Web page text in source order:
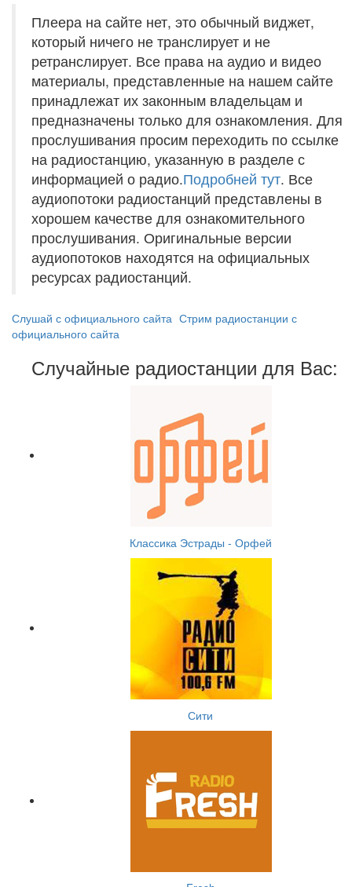
Плеера на сайте нет, это обычный виджет,
который ничего не транслирует и не
ретранслирует. Все права на аудио и видео
материалы, представленные на нашем сайте
принадлежат их законным владельцам и
предназначены только для ознакомления. Для
прослушивания просим переходить по ссылке
на радиостанцию, указанную в разделе с
информацией о радио.Подробней тут. Все
аудиопотоки радиостанций представлены в
хорошем качестве для ознакомительного
прослушивания. Оригинальные версии
аудиопотоков находятся на официальных
ресурсах радиостанций.
Слушай с официального сайта Стрим радиостанции с
официального сайта
Случайные радиостанции для Вас:
Классика Эстрады - Орфей
Сити